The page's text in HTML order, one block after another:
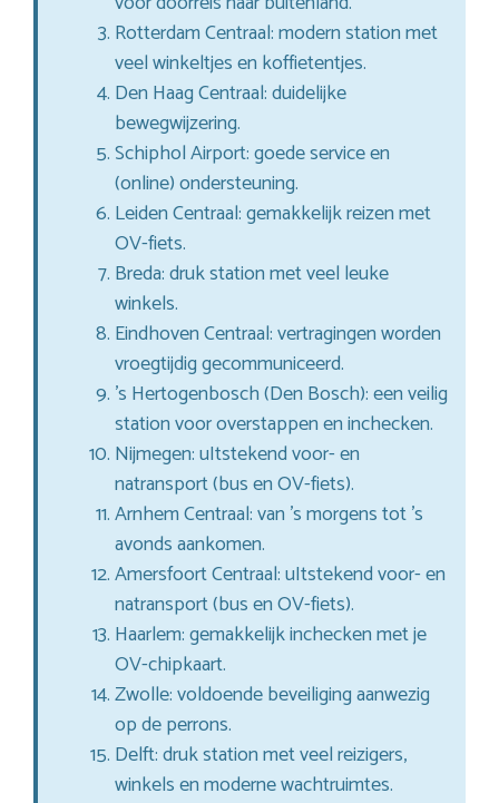
Rotterdam Centraal: modern station met
veel winkeltjes en koffietentjes.
Den Haag Centraal: duidelijke
bewegwijzering.
Schiphol Airport: goede service en
(online) ondersteuning.
Leiden Centraal: gemakkelijk reizen met
OV-fiets.
Breda: druk station met veel leuke
winkels.
Eindhoven Centraal: vertragingen worden
vroegtijdig gecommuniceerd.
’s Hertogenbosch (Den Bosch): een veilig
station voor overstappen en inchecken.
Nijmegen: uItstekend voor- en
natransport (bus en OV-fiets).
Arnhem Centraal: van ’s morgens tot ’s
avonds aankomen.
Amersfoort Centraal: uItstekend voor- en
natransport (bus en OV-fiets).
Haarlem: gemakkelijk inchecken met je
OV-chipkaart.
Zwolle: voldoende beveiliging aanwezig
op de perrons.
Delft: druk station met veel reizigers,
winkels en moderne wachtruimtes.